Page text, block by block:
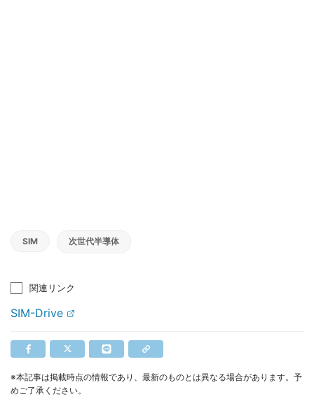
SIM 次世代半導体
関連リンク
SIM-Drive
※本記事は掲載時点の情報であり、最新のものとは異なる場合があります。予
めご了承ください。